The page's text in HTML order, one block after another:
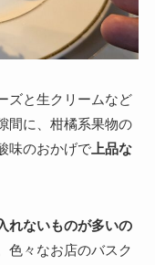
ズと生クリームなど
間に、柑橘系果物の
味のおかげで上品な
れないものが多いの
色々なお店のバスク